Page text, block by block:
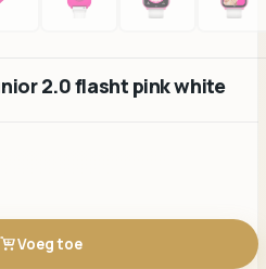
2.0 flasht pink white
Voeg toe